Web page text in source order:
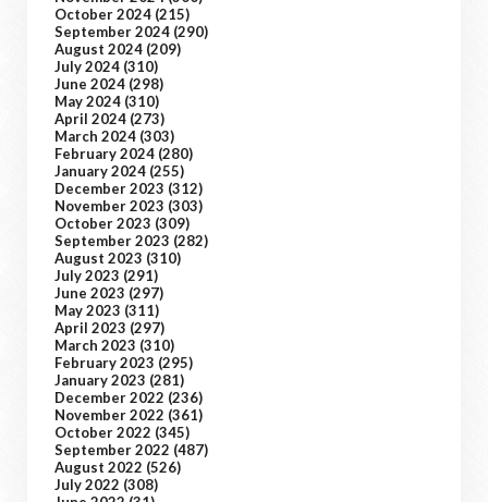
October 2024 (215)
September 2024 (290)
August 2024 (209)
July 2024 (310)
June 2024 (298)
May 2024 (310)
April 2024 (273)
March 2024 (303)
February 2024 (280)
January 2024 (255)
December 2023 (312)
November 2023 (303)
October 2023 (309)
September 2023 (282)
August 2023 (310)
July 2023 (291)
June 2023 (297)
May 2023 (311)
April 2023 (297)
March 2023 (310)
February 2023 (295)
January 2023 (281)
December 2022 (236)
November 2022 (361)
October 2022 (345)
September 2022 (487)
August 2022 (526)
July 2022 (308)